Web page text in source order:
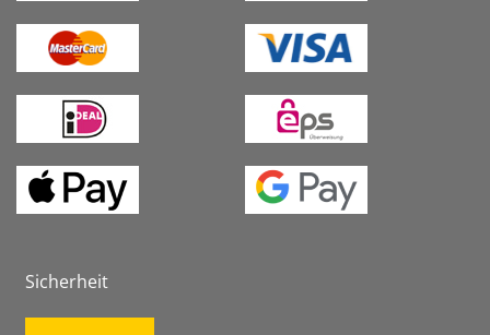
Sicherheit